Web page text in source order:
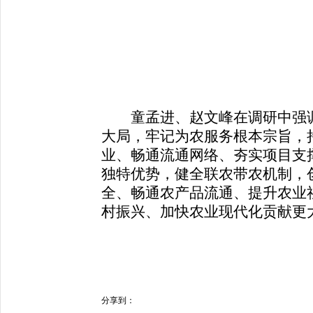
童孟进、赵文峰在调研中强
大局，牢记为农服务根本宗旨
业、畅通流通网络、夯实项目
独特优势，健全联农带农机制
全、畅通农产品流通、提升农
村振兴、加快农业现代化贡献更
分享到：